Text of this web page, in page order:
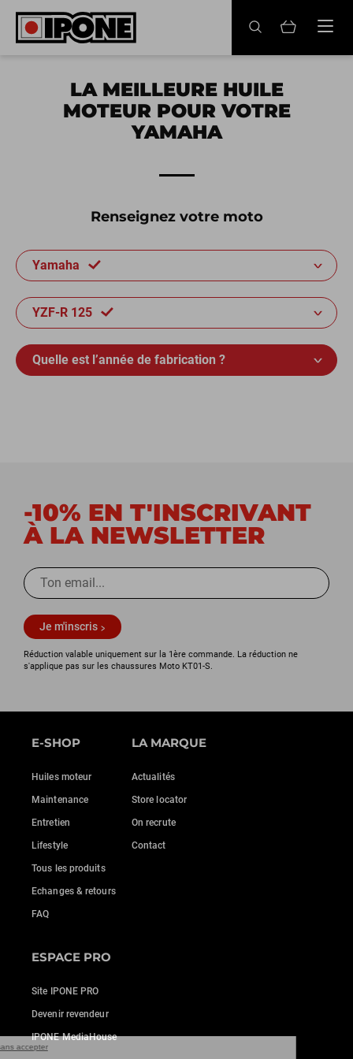
Continuer sans accepter
Ipone
HUILES MOTEUR
ENTRETIEN
Revendeurs
Compte
FR EN ES IT DE BE
LA MEILLEURE HUILE
MOTEUR POUR VOTRE
YAMAHA
Renseignez votre moto
Yamaha
YZF-R 125
Quelle est l’année de fabrication ?
-10% EN T'INSCRIVANT
À LA NEWSLETTER
Je m'inscris
Réduction valable uniquement sur la 1ère commande. La réduction ne
s'applique pas sur les chaussures Moto KT01-S.
E-SHOP
Huiles moteur
Maintenance
Entretien
Lifestyle
Tous les produits
Echanges & retours
FAQ
LA MARQUE
Actualités
Store locator
On recrute
Contact
ESPACE PRO
Site IPONE PRO
Devenir revendeur
IPONE MediaHouse